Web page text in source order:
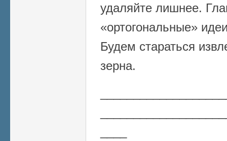
удаляйте лишнее.
«ортогональные»
Будем стараться
зерна.